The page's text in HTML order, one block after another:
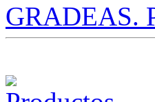
GRADEAS.